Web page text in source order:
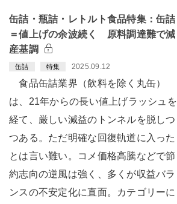
缶詰・瓶詰・レトルト食品特集：缶詰
＝値上げの余波続く 原料調達難で減
産基調
缶詰 特集 2025.09.12
食品缶詰業界（飲料を除く丸缶）
は、21年からの長い値上げラッシュを
経て、厳しい減益のトンネルを脱しつ
つある。ただ明確な回復軌道に入った
とは言い難い。コメ価格高騰などで節
約志向の逆風は強く、多くが収益バラ
ンスの不安定化に直面。カテゴリーに